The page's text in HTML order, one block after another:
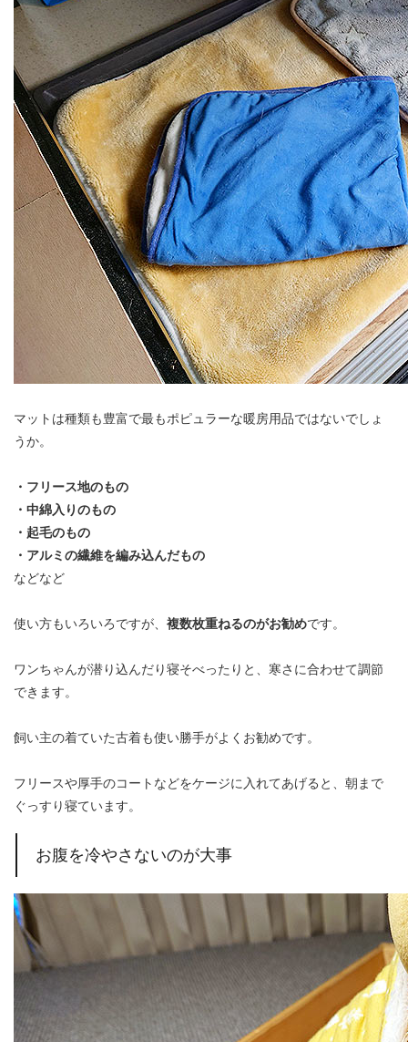
マットは種類も豊富で最もポピュラーな暖房用品ではないでしょ
うか。
・フリース地のもの
・中綿入りのもの
・起毛のもの
・アルミの繊維を編み込んだもの
などなど
使い方もいろいろですが、 複数枚重ねるのがお勧めです。
ワンちゃんが潜り込んだり寝そべったりと、寒さに合わせて調節
できます。
飼い主の着ていた古着も使い勝手がよくお勧めです。
フリースや厚手のコートなどをケージに入れてあげると、朝まで
ぐっすり寝ています。
お腹を冷やさないのが大事